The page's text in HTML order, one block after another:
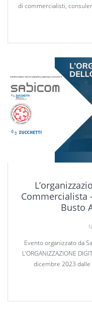
di commercialisti,
Commercialista
Busto
Evento organizzato da
L’ORGANIZZAZIONE
dicembre 2023 dalle